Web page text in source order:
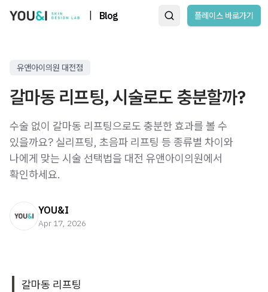
Blog 플레이스 바로가기
유앤아이의원 대전점
갈마동 리프팅, 시술로도 충분할까?
수술 없이 갈마동 리프팅으로도 충분한 효과를 볼 수
있을까요? 실리프팅, 초음파 리프팅 등 종류별 차이와
나에게 맞는 시술 선택법을 대전 유앤아이의원에서
확인하세요.
YOU&I
Apr 17, 2026
갈마동 리프팅